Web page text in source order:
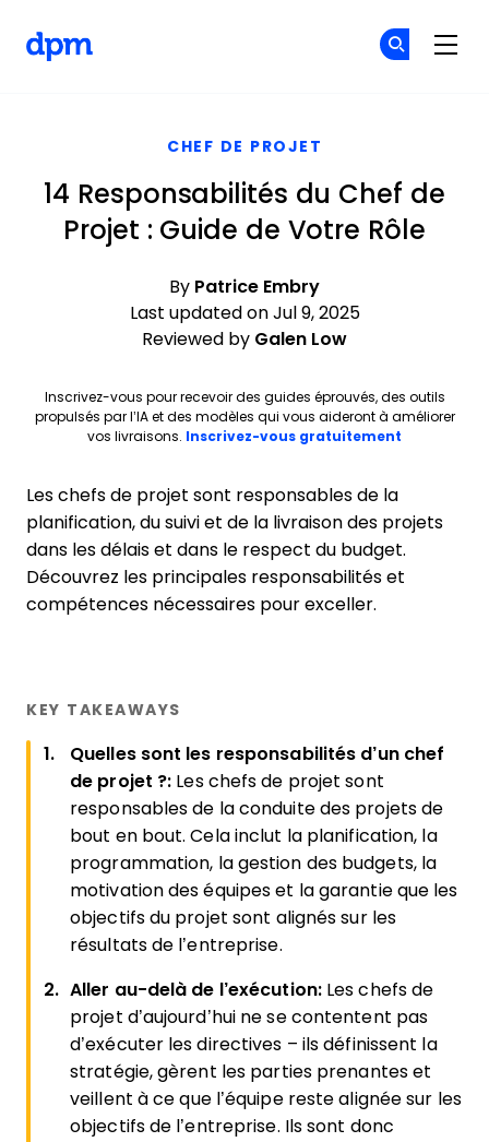
CHEF DE PROJET
14 Responsabilités du Chef de
Projet : Guide de Votre Rôle
By Patrice Embry
Last updated on Jul 9, 2025
Reviewed by Galen Low
Inscrivez-vous pour recevoir des guides éprouvés, des outils
propulsés par l’IA et des modèles qui vous aideront à améliorer
vos livraisons. Inscrivez-vous gratuitement
Les chefs de projet sont responsables de la
planification, du suivi et de la livraison des projets
dans les délais et dans le respect du budget.
Découvrez les principales responsabilités et
compétences nécessaires pour exceller.
KEY TAKEAWAYS
Quelles sont les responsabilités d’un chef
de projet ?: Les chefs de projet sont
responsables de la conduite des projets de
bout en bout. Cela inclut la planification, la
programmation, la gestion des budgets, la
motivation des équipes et la garantie que les
objectifs du projet sont alignés sur les
résultats de l’entreprise.
Aller au-delà de l’exécution: Les chefs de
projet d’aujourd’hui ne se contentent pas
d’exécuter les directives – ils définissent la
stratégie, gèrent les parties prenantes et
veillent à ce que l’équipe reste alignée sur les
objectifs de l’entreprise. Ils sont donc